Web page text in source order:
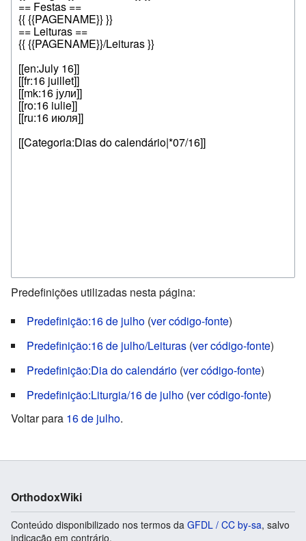
Predefinições utilizadas nesta página:
Predefinição:16 de julho (ver código-fonte)
Predefinição:16 de julho/Leituras (ver código-fonte)
Predefinição:Dia do calendário (ver código-fonte)
Predefinição:Liturgia/16 de julho (ver código-fonte)
Voltar para 16 de julho.
OrthodoxWiki
Conteúdo disponibilizado nos termos da GFDL / CC by-sa, salvo
indicação em contrário.